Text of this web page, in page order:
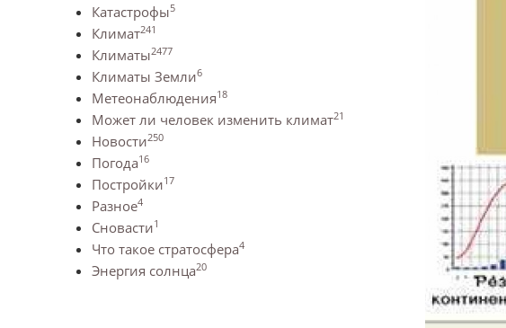
Катастрофы5
Климат241
Климаты2477
Климаты Земли6
Метеонаблюдения18
Может ли человек изменить климат21
Новости250
Погода16
Постройки17
Разное4
Сновасти1
Что такое стратосфера4
Энергия солнца20